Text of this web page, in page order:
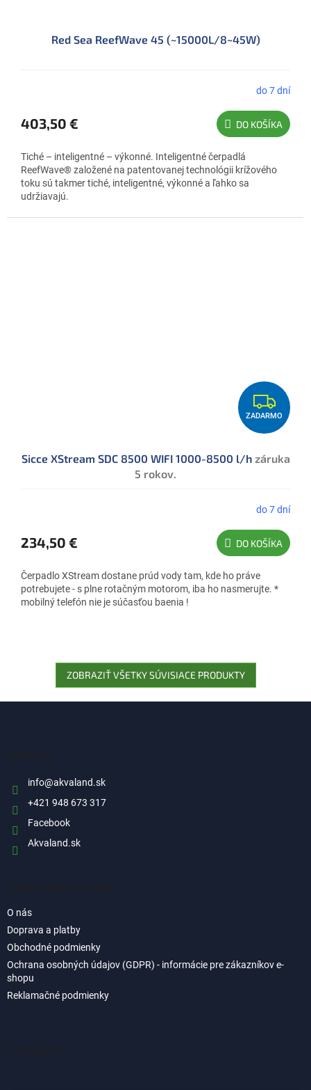
Red Sea ReefWave 45 (~15000L/8~45W)
do 7 dní
403,50 € DO KOŠÍKA
Tiché – inteligentné – výkonné. Inteligentné čerpadlá
ReefWave® založené na patentovanej technológii krížového
toku sú takmer tiché, inteligentné, výkonné a ľahko sa
udržiavajú.
Z
A
A
M
O
ZADARMO
Sicce XStream SDC 8500 WIFI 1000-8500 l/h záruka
5 rokov.
do 7 dní
234,50 € DO KOŠÍKA
Čerpadlo XStream dostane prúd vody tam, kde ho práve
potrebujete - s plne rotačným motorom, iba ho nasmerujte. *
mobilný telefón nie je súčasťou baenia !
ZOBRAZIŤ VŠETKY SÚVISIACE PRODUKTY
info@akvaland.sk
+421 948 673 317
Facebook
Akvaland.sk
O nás
Doprava a platby
Obchodné podmienky
Ochrana osobných údajov (GDPR) - informácie pre zákazníkov e-
shopu
Reklamačné podmienky